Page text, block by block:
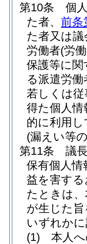
第10条
個
た者、 前条
た者又は
労働者(労
保護等に関
る派遣労
若しくは
得た個人
的に利用
(漏えい等
第11条
議
保有個人
益を害す
たときは
が生じた
いずれか
(1)
本人